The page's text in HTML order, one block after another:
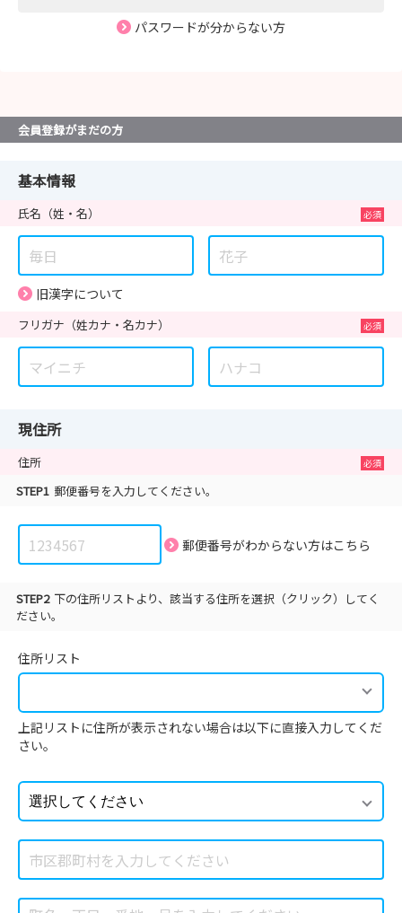
パスワードが分からない方
会員登録がまだの方
基本情報
氏名 （姓・名）
旧漢字について
フリガナ （姓カナ・名カナ）
現住所
住所
STEP1 郵便番号を入力してください。
郵便番号がわからない方はこちら
STEP2 下の住所リストより、該当する住所を選択（クリック）してく
ださい。
住所リスト
上記リストに住所が表示されない場合は以下に直接入力してくだ
さい。